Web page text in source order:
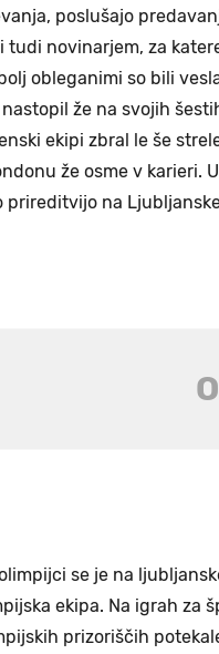
poslušajo
tudi novinarjem, za
obleganimi so bili
nastopil že na svojih
ekipi zbral le še
že osme v karieri.
prireditvijo na
se je na
ekipa. Na igrah za
prizoriščih